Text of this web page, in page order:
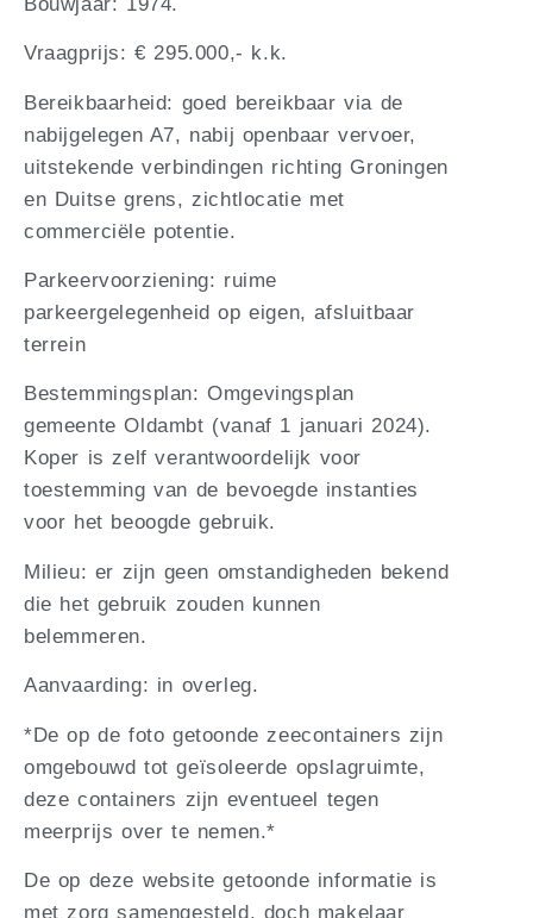
Vraagprijs: € 295.000,- k.k.
Bereikbaarheid: goed bereikbaar via de
nabijgelegen A7, nabij openbaar vervoer,
uitstekende verbindingen richting Groningen
en Duitse grens, zichtlocatie met
commerciële potentie.
Parkeervoorziening: ruime
parkeergelegenheid op eigen, afsluitbaar
terrein
Bestemmingsplan: Omgevingsplan
gemeente Oldambt (vanaf 1 januari 2024).
Koper is zelf verantwoordelijk voor
toestemming van de bevoegde instanties
voor het beoogde gebruik.
Milieu: er zijn geen omstandigheden bekend
die het gebruik zouden kunnen
belemmeren.
Aanvaarding: in overleg.
*De op de foto getoonde zeecontainers zijn
omgebouwd tot geïsoleerde opslagruimte,
deze containers zijn eventueel tegen
meerprijs over te nemen.*
De op deze website getoonde informatie is
met zorg samengesteld, doch makelaar